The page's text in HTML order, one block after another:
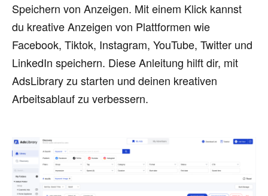
Speichern von Anzeigen. Mit einem Klick kannst
du kreative Anzeigen von Plattformen wie
Facebook, Tiktok, Instagram, YouTube, Twitter und
LinkedIn speichern. Diese Anleitung hilft dir, mit
AdsLibrary zu starten und deinen kreativen
Arbeitsablauf zu verbessern.